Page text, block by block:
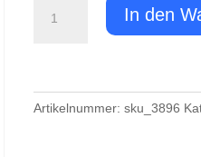
AOWD
In den
Artikelnummer:sku_3896